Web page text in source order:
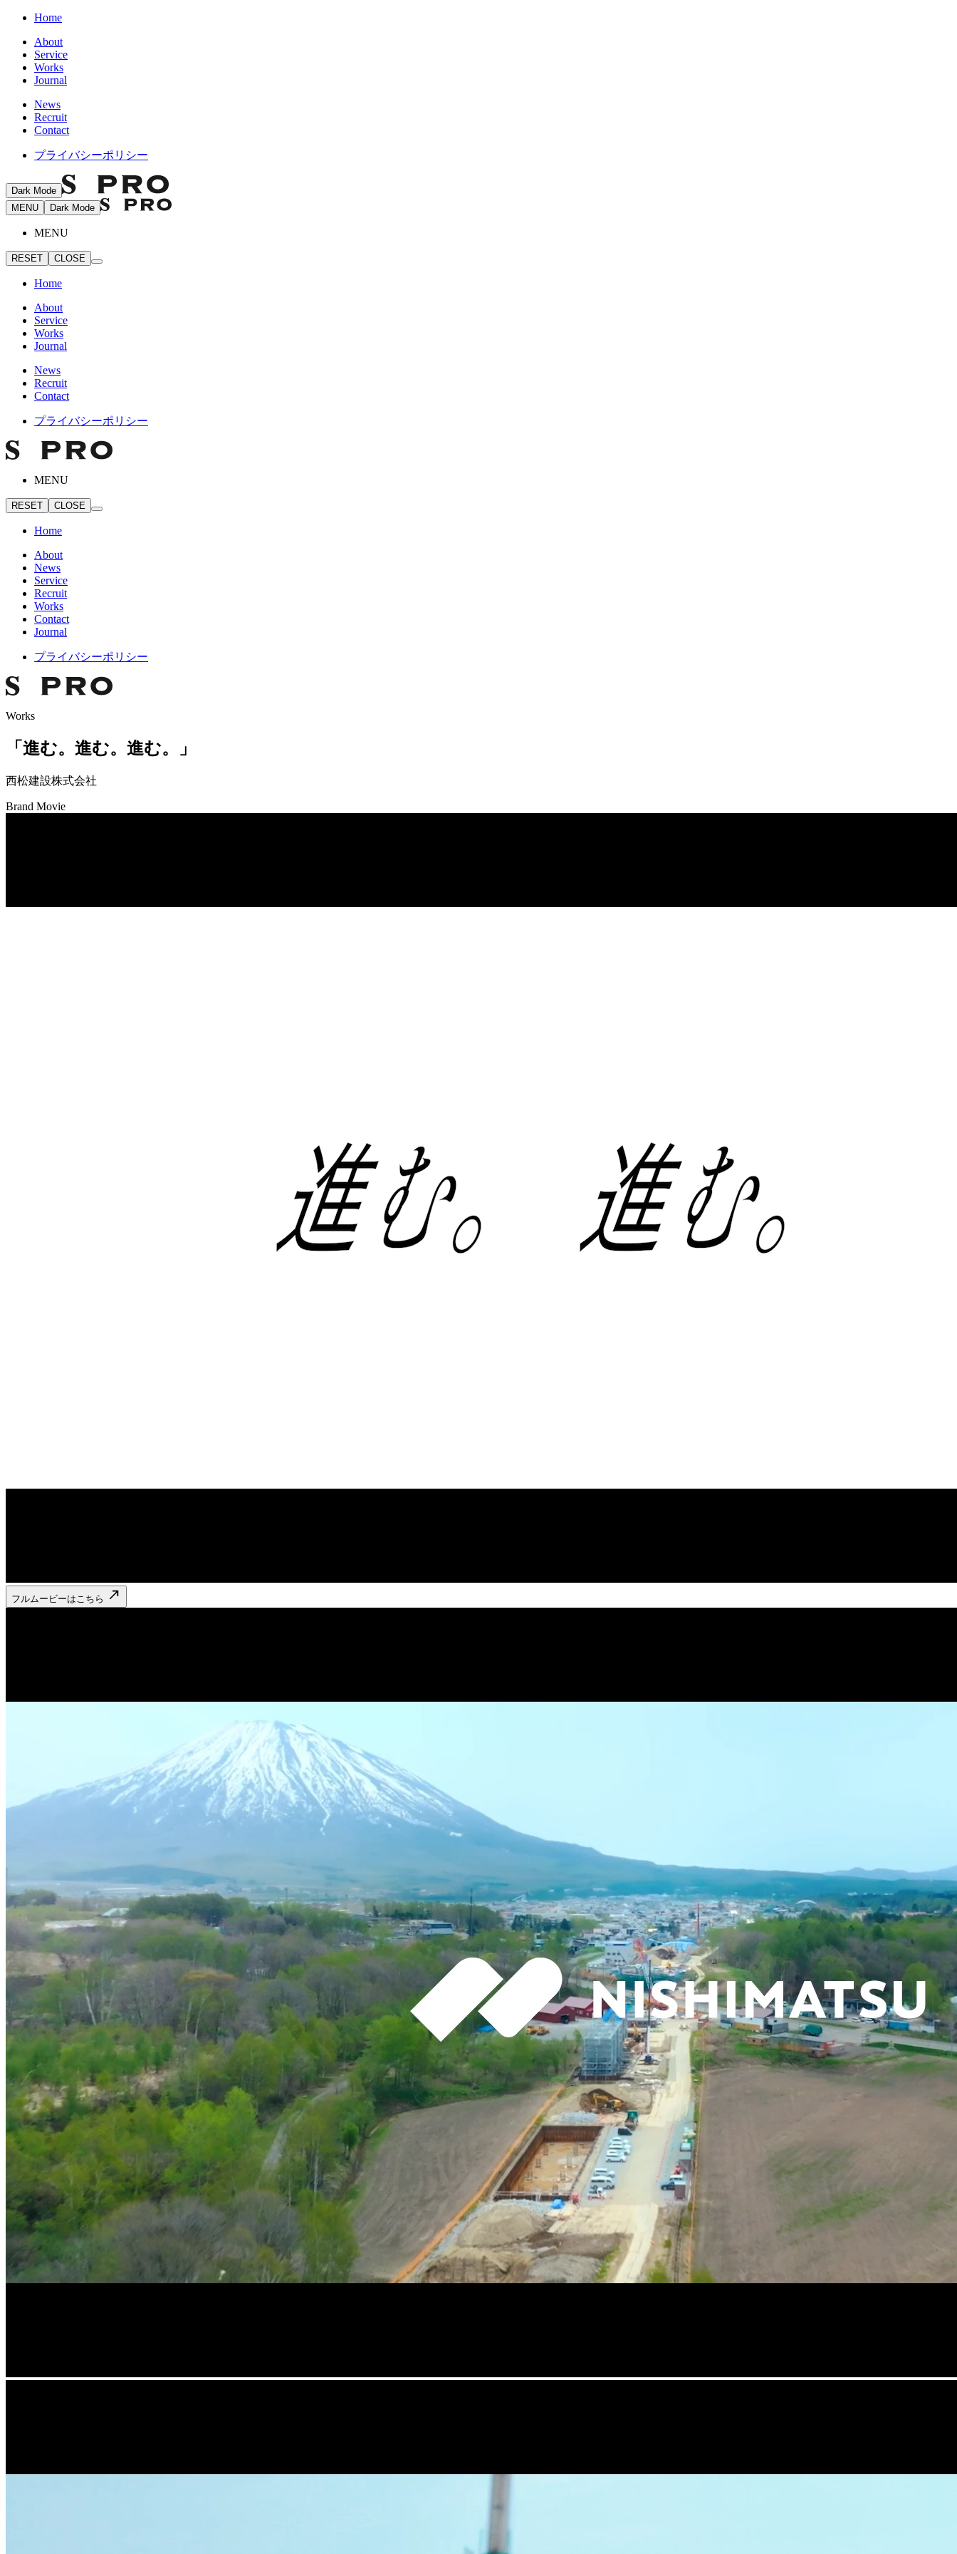
Home
About
Service
Works
Journal
News
Recruit
Contact
プライバシーポリシー
Dark Mode
MENU
Dark Mode
MENU
RESET CLOSE
Home
About
Service
Works
Journal
News
Recruit
Contact
プライバシーポリシー
MENU
RESET CLOSE
Home
About
News
Service
Recruit
Works
Contact
Journal
プライバシーポリシー
Works
「進む。進む。進む。」
西松建設株式会社
Brand Movie
フルムービーはこちら